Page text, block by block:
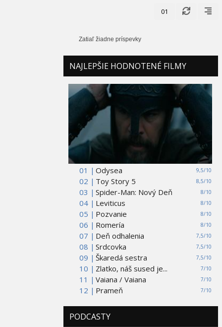
01
Zatiaľ žiadne príspevky
NAJLEPŠIE HODNOTENÉ FILMY
01 | 9,5/10
Odysea
02 |
8,5/10
Toy Story 5
03 |
8/10
Spider-Man: Nový Deň
04 |
8/10
Leviticus
05 |
8/10
Pozvanie
06 |
8/10
Romería
07 |
7,5/10
Deň odhalenia
08 |
7,5/10
Srdcovka
09 |
7,5/10
Škaredá sestra
10 |
7/10
Zlatko, náš sused je...
11 |
7/10
Vaiana / Vaiana
12 |
7/10
Prameň
PODCASTY